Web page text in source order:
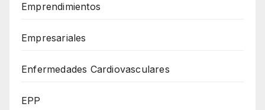
Emprendimientos
Empresariales
Enfermedades Cardiovasculares
EPP